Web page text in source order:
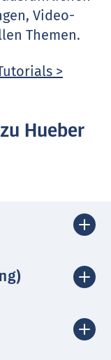
Video-
Themen.
>
Hueber